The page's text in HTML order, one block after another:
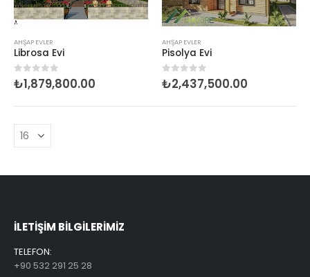
AHŞAP EVLER
Librosa Evi
0 5 üzerinden
₺1,879,800.00
AHŞAP EVLER
Pisolya Evi
0 5 üzerinden
₺2,437,500.00
ILETİŞİM BİLGİLERİMİZ
TELEFON:
+90 532 291 25 28